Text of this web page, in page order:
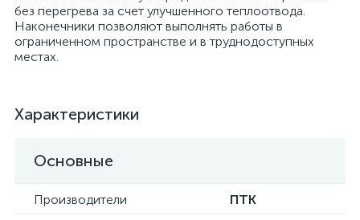
без перегрева за счет улучшенного теплоотвода.
Наконечники позволяют выполнять работы в
ограниченном пространстве и в труднодоступных
местах.
Характеристики
Основные
Производители
ПТК